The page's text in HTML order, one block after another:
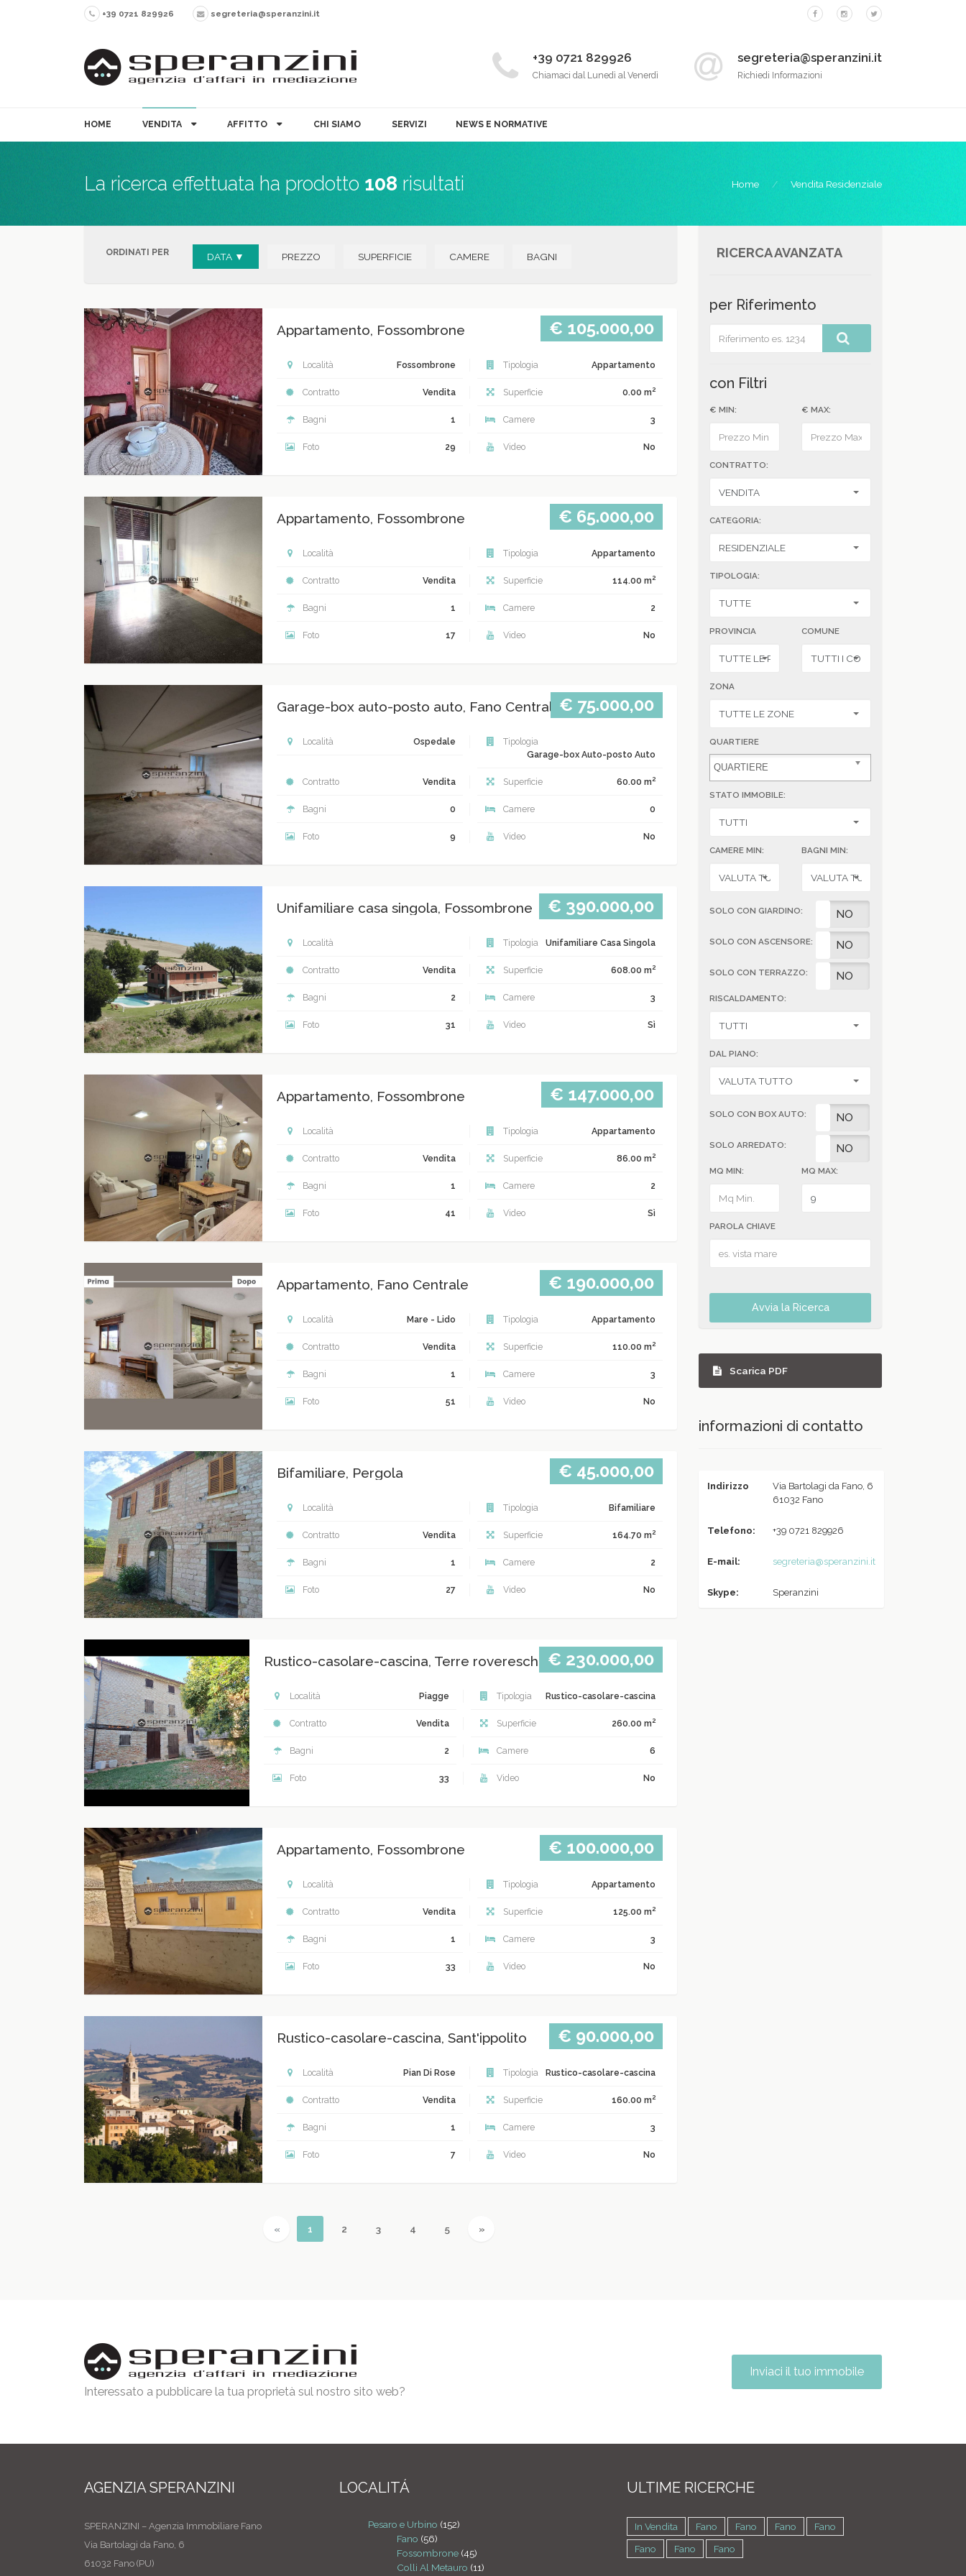
+39 0721 829926 segreteria@speranzini.it
segreteria@speranzini.it
Richiedi Informazioni
+39 0721 829926
Chiamaci dal Lunedì al Venerdì
HOME VENDITA AFFITTO CHI SIAMO SERVIZI NEWS E NORMATIVE
La ricerca effettuata ha prodotto 108 risultati Home Vendita Residenziale
ORDINATI PER DATA ▼ PREZZO SUPERFICIE CAMERE BAGNI
Appartamento, Fossombrone € 105.000,00
Località Fossombrone Tipologia Appartamento
Contratto Vendita Superficie 0.00 m2
Bagni 1 Camere 3
Foto 29 Video No
Appartamento, Fossombrone € 65.000,00
Località Tipologia Appartamento
Contratto Vendita Superficie 114.00 m2
Bagni 1 Camere 2
Foto 17 Video No
Garage-box auto-posto auto, Fano Centrale€ 75.000,00
Località Ospedale
Tipologia
Garage-box Auto-posto Auto
Contratto Vendita Superficie 60.00 m2
Bagni 0 Camere 0
Foto 9 Video No
Unifamiliare casa singola, Fossombrone € 390.000,00
Località Tipologia Unifamiliare Casa Singola
Contratto Vendita Superficie 608.00 m2
Bagni 2 Camere 3
Foto 31 Video Sì
Appartamento, Fossombrone € 147.000,00
Località Tipologia Appartamento
Contratto Vendita Superficie 86.00 m2
Bagni 1 Camere 2
Foto 41 Video Sì
Appartamento, Fano Centrale € 190.000,00
Località Mare - Lido Tipologia Appartamento
Contratto Vendita Superficie 110.00 m2
Bagni 1 Camere 3
Foto 51 Video No
Bifamiliare, Pergola € 45.000,00
Località Tipologia Bifamiliare
Contratto Vendita Superficie 164.70 m2
Bagni 1 Camere 2
Foto 27 Video No
Rustico-casolare-cascina, Terre roveresche Terre roveresche
€ 230.000,00
Località Piagge Tipologia Rustico-casolare-cascina
Contratto Vendita Superficie 260.00 m2
Bagni 2 Camere 6
Foto 33 Video No
Appartamento, Fossombrone € 100.000,00
Località Tipologia Appartamento
Contratto Vendita Superficie 125.00 m2
Bagni 1 Camere 3
Foto 33 Video No
Rustico-casolare-cascina, Sant'ippolito € 90.000,00
Località Pian Di Rose Tipologia Rustico-casolare-cascina
Contratto Vendita Superficie 160.00 m2
Bagni 1 Camere 3
Foto 7 Video No
« Previous
1 (current)
2 3 4 5 »
RICERCA AVANZATA
per Riferimento
con Filtri
€ MIN: € MAX:
CONTRATTO:
CATEGORIA:
TIPOLOGIA:
PROVINCIA COMUNE
ZONA
QUARTIERE
STATO IMMOBILE:
CAMERE MIN: BAGNI MIN:
SOLO CON GIARDINO:
SI NO
SOLO CON ASCENSORE:
SI NO
SOLO CON TERRAZZO:
SI NO
RISCALDAMENTO:
DAL PIANO:
SOLO CON BOX AUTO:
SI NO
SOLO ARREDATO:SI NO
MQ MIN: MQ MAX:
PAROLA CHIAVE
Avvia la Ricerca
Scarica PDF
informazioni di contatto
Indirizzo
Via Bartolagi da Fano, 6
61032 Fano
Telefono: +39 0721 829926
E-mail: segreteria@speranzini.it
Skype: Speranzini
Interessato a pubblicare la tua proprietà sul nostro sito web?
Inviaci il tuo immobile
AGENZIA SPERANZINI
SPERANZINI – Agenzia Immobiliare Fano
Via Bartolagi da Fano, 6
61032 Fano (PU)
LOCALITÁ
Pesaro e Urbino (152)
Fano (56)
Fossombrone (45)
Colli Al Metauro (11)
ULTIME RICERCHE
In Vendita Fano Fano Fano
Fano
Fano
Fano Fano